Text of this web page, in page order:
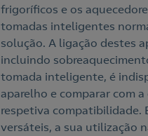
frigoríficos e os
tomadas inteligentes
solução. A ligação destes
incluindo
tomada inteligente, é
aparelho e comparar com
respetiva compatibilidade.
versáteis, a sua utilização